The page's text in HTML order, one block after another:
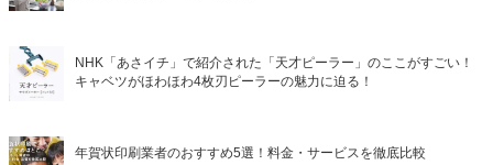
NHK「あさイチ」で紹介された「天才ピーラー」のここがすごい！
キャベツがほわほわ4枚刃ピーラーの魅力に迫る！
年賀状印刷業者のおすすめ5選！料金・サービスを徹底比較